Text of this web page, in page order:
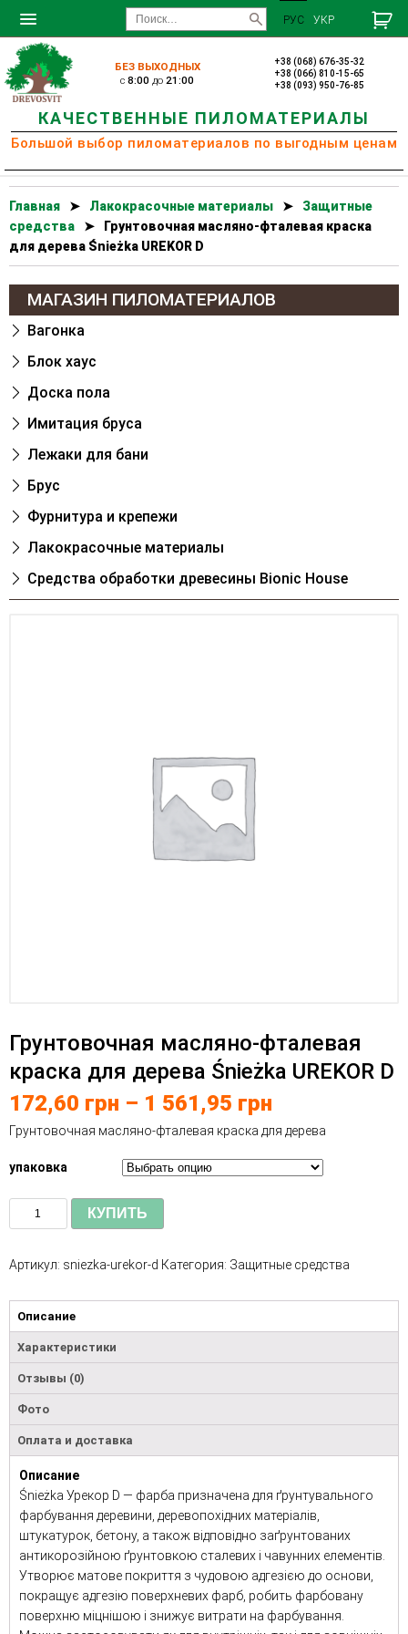
РУС УКР
БЕЗ ВЫХОДНЫХ
c8:00 до21:00
+38 (068) 676-35-32
+38 (066) 810-15-65
+38 (093) 950-76-85
КАЧЕСТВЕННЫЕ ПИЛОМАТЕРИАЛЫ
Большой выбор пиломатериалов по выгодным ценам
Главная ➤ Лакокрасочные материалы ➤
Защитные
средства
➤
Грунтовочная масляно-фталевая краска
для дерева Śnieżka UREKOR D
МАГАЗИН ПИЛОМАТЕРИАЛОВ
Вагонка
Блок хаус
Доска пола
Имитация бруса
Лежаки для бани
Брус
Фурнитура и крепежи
Лакокрасочные материалы
Cредства обработки древесины Bionic House
Грунтовочная масляно-фталевая
краска для дерева Śnieżka UREKOR D
172,60 грн – 1 561,95 грн
Грунтовочная масляно-фталевая краска для дерева
упаковка
КУПИТЬ
Артикул: sniezka-urekor-d Категория: Защитные средства
Описание
Характеристики
Отзывы (0)
Фото
Оплата и доставка
Описание
Śnieżka Урекор D — фарба призначена для ґрунтувального
фарбування деревини, деревопохідних матеріалів,
штукатурок, бетону, а також відповідно заґрунтованих
антикорозійною ґрунтовкою сталевих і чавунних елементів.
Утворює матове покриття з чудовою адгезією до основи,
покращує адгезію поверхневих фарб, робить фарбовану
поверхню міцнішою і знижує витрати на фарбування.